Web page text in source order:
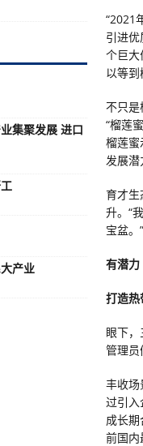
“2021
引进
个巨大
以等到
不只是
“榴莲
榴莲
发展潜
育才生
升。“
宝盆。
有潜力
打造热
眼下
管理员
丰收场
过引
成长
前国内
集聚发展 进口
产业